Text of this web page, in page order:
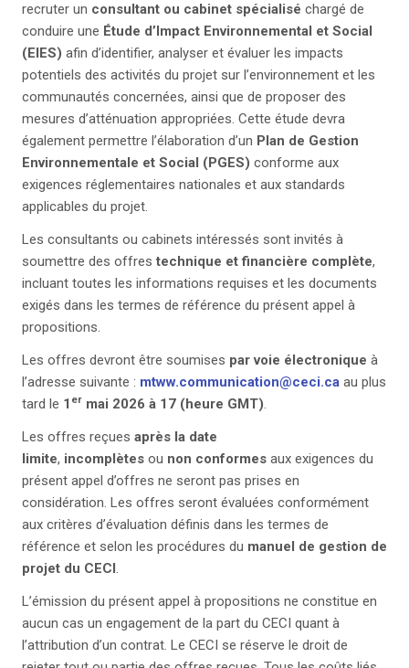
recruter un consultant ou cabinet spécialisé chargé de
conduire une Étude d’Impact Environnemental et Social
(EIES) afin d’identifier, analyser et évaluer les impacts
potentiels des activités du projet sur l’environnement et les
communautés concernées, ainsi que de proposer des
mesures d’atténuation appropriées. Cette étude devra
également permettre l’élaboration d’un Plan de Gestion
Environnementale et Social (PGES) conforme aux
exigences réglementaires nationales et aux standards
applicables du projet.
Les consultants ou cabinets intéressés sont invités à
soumettre des offres technique et financière complète,
incluant toutes les informations requises et les documents
exigés dans les termes de référence du présent appel à
propositions.
Les offres devront être soumises par voie électronique à
l’adresse suivante : mtww.communication@ceci.ca au plus
tard le 1 er mai 2026 à 17 (heure GMT).
Les offres reçues après la date
limite, incomplètes ou non conformes aux exigences du
présent appel d’offres ne seront pas prises en
considération. Les offres seront évaluées conformément
aux critères d’évaluation définis dans les termes de
référence et selon les procédures du manuel de gestion de
projet du CECI.
L’émission du présent appel à propositions ne constitue en
aucun cas un engagement de la part du CECI quant à
l’attribution d’un contrat. Le CECI se réserve le droit de